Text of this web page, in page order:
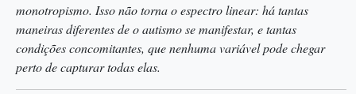
monotropismo. Isso não torna o espectro linear: há tantas
maneiras diferentes de o autismo se manifestar, e tantas
condições concomitantes, que nenhuma variável pode chegar
perto de capturar todas elas.